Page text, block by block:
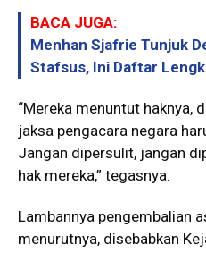
BACA JUGA:
Menhan Sjafrie Tunjuk
Stafsus, Ini Daftar
“Mereka menuntut haknya,
jaksa pengacara negara
Jangan dipersulit, jangan
hak mereka,” tegasnya.
Lambannya pengembalian
menurutnya, disebabkan